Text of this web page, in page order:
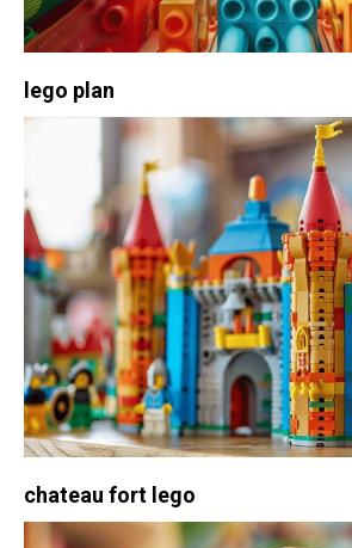
lego plan
chateau fort lego